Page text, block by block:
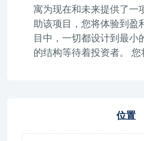
寓为现在和未来提供了一
助该项目，您将体验到盈
目中，一切都设计到最小
的结构等待着投资者。 您
位置